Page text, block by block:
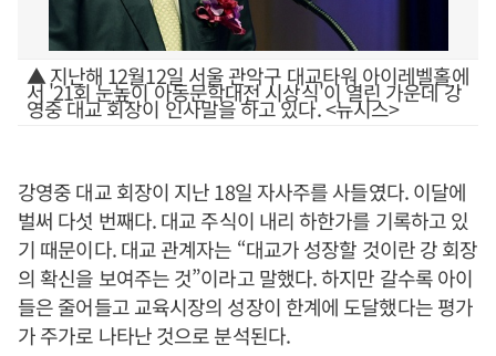
▲ 지난해 12월12일 서울 관악구 대교타워 아이레벨홀에
서 '21회 눈높이 아동문학대전 시상식'이 열린 가운데 강
영중 대교 회장이 인사말을 하고 있다. <뉴시스>
강영중 대교 회장이 지난 18일 자사주를 사들였다. 이달에
벌써 다섯 번째다. 대교 주식이 내리 하한가를 기록하고 있
기 때문이다. 대교 관계자는 “대교가 성장할 것이란 강 회장
의 확신을 보여주는 것”이라고 말했다. 하지만 갈수록 아이
들은 줄어들고 교육시장의 성장이 한계에 도달했다는 평가
가 주가로 나타난 것으로 분석된다.